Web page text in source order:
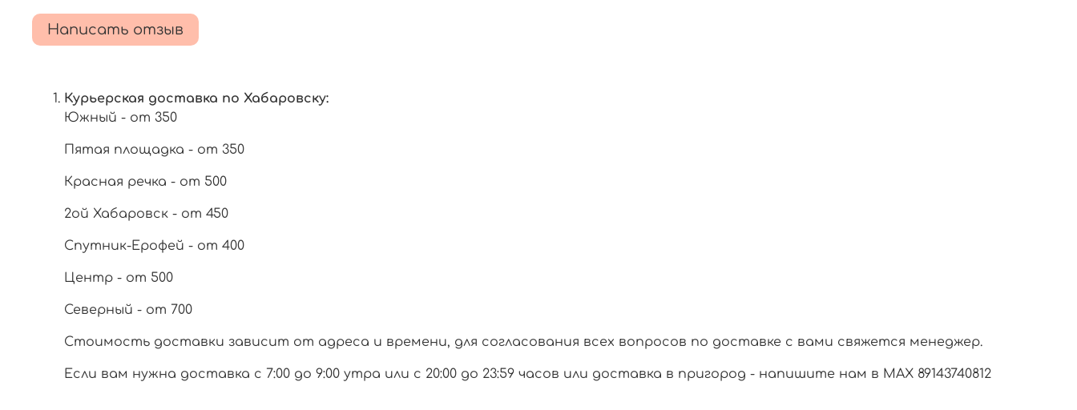
Написать отзыв
Курьерская доставка по Хабаровску:
Южный - от 350
Пятая площадка - от 350
Красная речка - от 500
2ой Хабаровск - от 450
Спутник-Ерофей - от 400
Центр - от 500
Северный - от 700
Стоимость доставки зависит от адреса и времени, для согласования всех вопросов по доставке с вами свяжется менеджер.
Если вам нужна доставка с 7:00 до 9:00 утра или с 20:00 до 23:59 часов или доставка в пригород - напишите нам в МАХ 89143740812